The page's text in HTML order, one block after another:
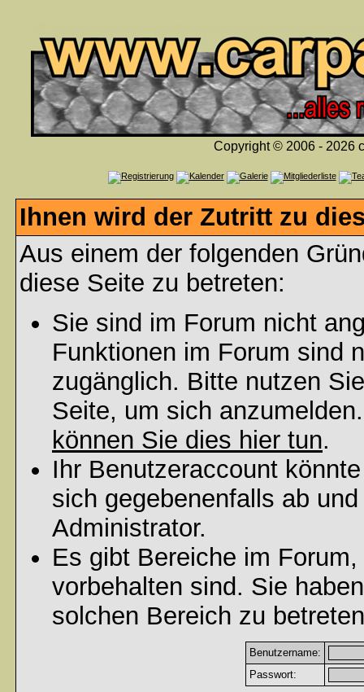
Copyright © 2006 - 2026
Ihnen wird der Zutritt zu
Aus einem der folgenden
diese Seite zu betreten:
Sie sind im Forum nicht
Funktionen im Forum sind
zugänglich. Bitte nutzen
Seite, um sich
können Sie dies hier tun.
Ihr Benutzeraccount
sich gegebenenfalls ab
Administrator.
Es gibt Bereiche im
vorbehalten sind. Sie
solchen Bereich zu
Benutzername:
Passwort: